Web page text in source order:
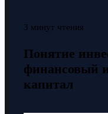
3 минут чтения
Понятие
финансовый
капитал